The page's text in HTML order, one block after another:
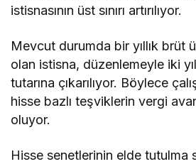
istisnasının üst sınırı artırılıyor.
Mevcut durumda bir yıllık brüt
olan istisna, düzenlemeyle iki
tutarına çıkarılıyor. Böylece
hisse bazlı teşviklerin vergi
oluyor.
Hisse senetlerinin elde tutulma